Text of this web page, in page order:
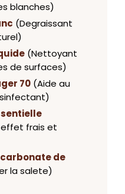
blanches)
(Degraissant
(Nettoyant
de surfaces)
70 (Aide au
frais et
de
la salete)